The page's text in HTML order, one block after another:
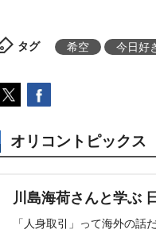
タグ 希空 今日好
オリコントピックス
川島海荷さんと学ぶ
「人身取引」って海外の話